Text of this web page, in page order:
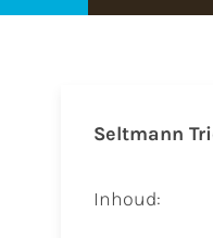
Seltmann
Inhoud: